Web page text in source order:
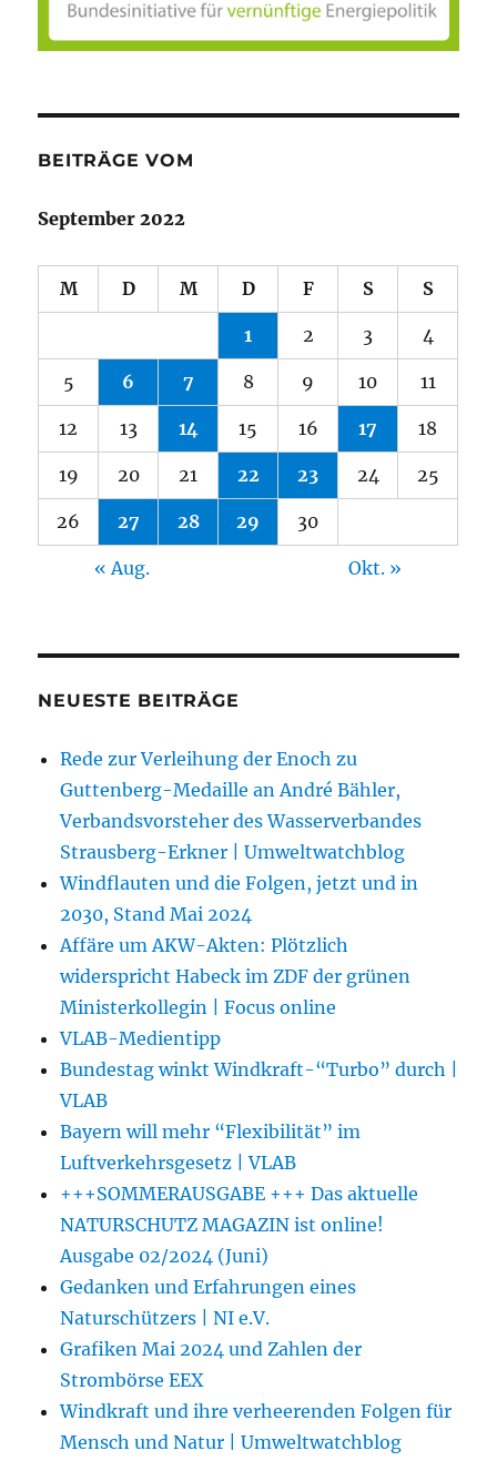
BEITRÄGE VOM
September 2022
M D M D F S S
1 2 3 4
5 6 7 8 9 10 11
12 13 14 15 16 17 18
19 20 21 22 23 24 25
26 27 28 29 30
« Aug. Okt. »
NEUESTE BEITRÄGE
Rede zur Verleihung der Enoch zu
Guttenberg-Medaille an André Bähler,
Verbandsvorsteher des Wasserverbandes
Strausberg-Erkner | Umweltwatchblog
Windflauten und die Folgen, jetzt und in
2030, Stand Mai 2024
Affäre um AKW-Akten: Plötzlich
widerspricht Habeck im ZDF der grünen
Ministerkollegin | Focus online
VLAB-Medientipp
Bundestag winkt Windkraft-“Turbo” durch |
VLAB
Bayern will mehr “Flexibilität” im
Luftverkehrsgesetz | VLAB
+++SOMMERAUSGABE +++ Das aktuelle
NATURSCHUTZ MAGAZIN ist online!
Ausgabe 02/2024 (Juni)
Gedanken und Erfahrungen eines
Naturschützers | NI e.V.
Grafiken Mai 2024 und Zahlen der
Strombörse EEX
Windkraft und ihre verheerenden Folgen für
Mensch und Natur | Umweltwatchblog